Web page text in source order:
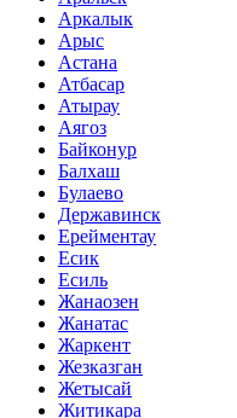
Аркалык
Арыс
Астана
Атбасар
Атырау
Аягоз
Байконур
Балхаш
Булаево
Державинск
Ерейментау
Есик
Есиль
Жанаозен
Жанатас
Жаркент
Жезказган
Жетысай
Житикара